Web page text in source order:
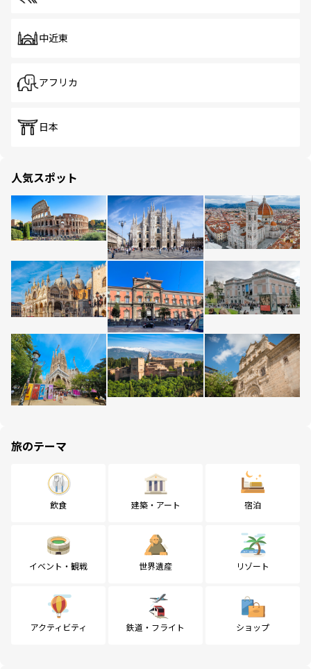
中近東
アフリカ
日本
人気スポット
旅のテーマ
飲食 建築・アート 宿泊
イベント・観戦 世界遺産 リゾート
アクティビティ 鉄道・フライト ショップ